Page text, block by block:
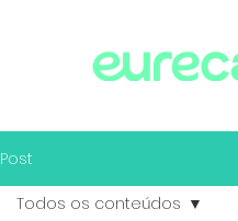
Post
Todos os conteúdos